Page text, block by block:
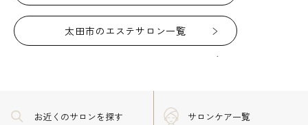
太田市のエステサロン一覧
お近くのサロンを探す サロンケア一覧